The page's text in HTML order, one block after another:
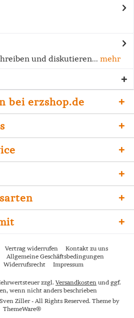
und diskutieren... mehr
bei erzshop.de
Vertrag widerrufen
Kontakt zu uns
Allgemeine Geschäftsbedingungen
Widerrufsrecht Impressum
zzgl. Versandkosten und ggf.
wenn nicht anders beschrieben
Ziller - All Rights Reserved. Theme by
ThemeWare®